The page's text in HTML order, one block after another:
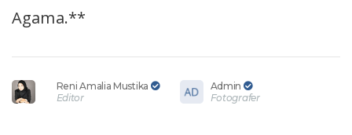
Agama.**
Reni Amalia Mustika
Editor
Admin
Fotografer